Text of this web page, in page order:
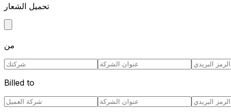
تحميل الشعار
من
Billed to